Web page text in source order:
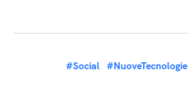
#Social #NuoveTecnologie